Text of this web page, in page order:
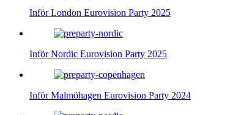
Inför London Eurovision Party 2025
Inför Nordic Eurovision Party 2025
Inför Malmöhagen Eurovision Party 2024